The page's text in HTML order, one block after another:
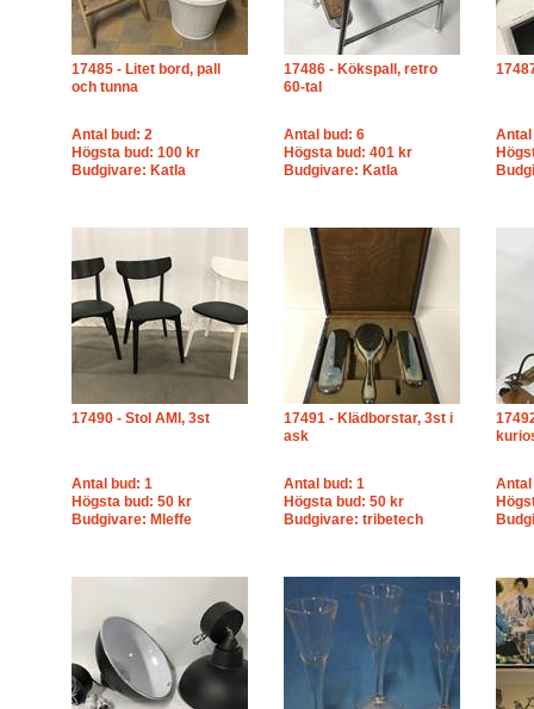
17485 - Litet bord, pall
och tunna
Antal bud: 2
Högsta bud: 100 kr
Budgivare: Katla
17486 - Kökspall, retro
60-tal
Antal bud: 6
Högsta bud: 401 kr
Budgivare: Katla
Antal
17490 - Stol AMI, 3st
Antal bud: 1
Högsta bud: 50 kr
Budgivare: Mleffe
17491 - Klädborstar, 3st i
ask
Antal bud: 1
Högsta bud: 50 kr
Budgivare: tribetech
Antal